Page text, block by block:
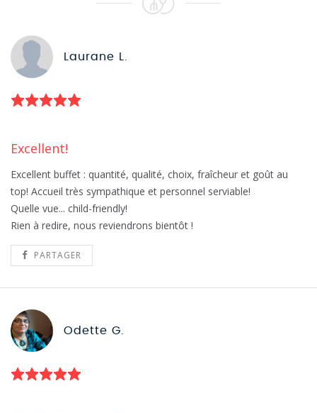
Laurane L.
Excellent!
Excellent buffet : quantité, qualité, choix, fraîcheur et goût au
top! Accueil très sympathique et personnel serviable!
Quelle vue... child-friendly!
Rien à redire, nous reviendrons bientôt !
PARTAGER
Odette G.